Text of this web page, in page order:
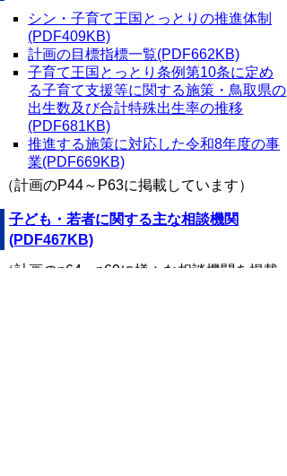
シン・子育て王国とっとりの推進体制
(PDF409KB)
計画の目標指標一覧(PDF662KB)
子育て王国とっとり条例第10条に定め
る子育て支援等に関する施策・鳥取県の
出生数及び合計特殊出生率の推移
(PDF681KB)
推進する施策に対応した令和8年度の事
業(PDF669KB)
（計画のP44～P63に掲載しています）
子ども・若者に関する主な相談機関
(PDF467KB)
（計画のp64～p69に様々な相談機関を掲載